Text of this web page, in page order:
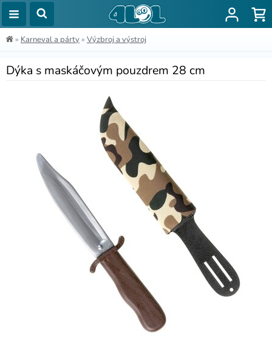
» Karneval a párty » Výzbroj a výstroj
Dýka s maskáčovým pouzdrem 28 cm